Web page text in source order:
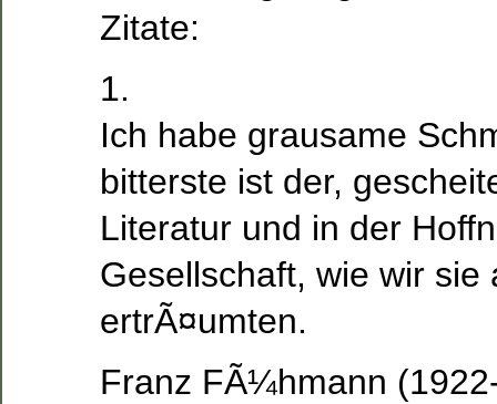
Zitate:
1.
Ich habe grausame
bitterste ist der,
Literatur und in der
Gesellschaft, wie wir sie
ertrÃ¤umten.
Franz FÃ¼hmann